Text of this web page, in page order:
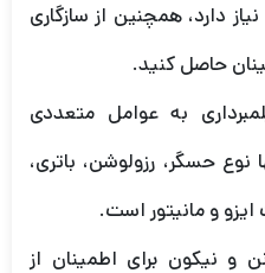
دارد، همچنین از سازگاری
حاصل کنید.
به عوامل متعددی
حسگر، رزولوشن، باتری،
و مانیتور است.
و نیکون برای اطمینان از